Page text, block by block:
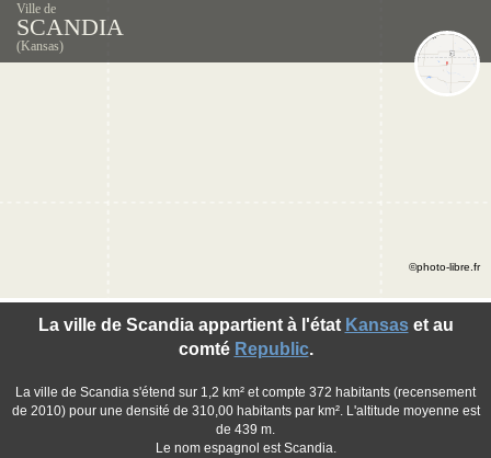
Ville de
SCANDIA
(Kansas)
La ville de Scandia appartient à l'état Kansaset au
comté Republic.
La ville de Scandia s'étend sur 1,2 km² et compte 372 habitants (recensement
de 2010) pour une densité de 310,00 habitants par km². L'altitude moyenne est
de 439 m.
Le nom espagnol est Scandia.
©photo-libre.fr